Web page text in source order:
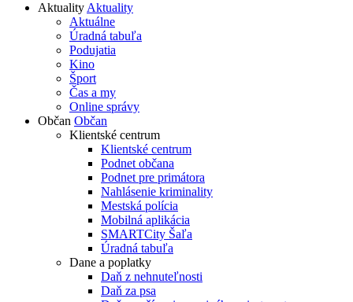
AktualityAktuality
Aktuálne
Úradná tabuľa
Podujatia
Kino
Šport
Čas a my
Online správy
Občan Občan
Klientské centrum
Klientské centrum
Podnet občana
Podnet pre primátora
Nahlásenie kriminality
Mestská polícia
Mobilná aplikácia
SMARTCity Šaľa
Úradná tabuľa
Dane a poplatky
Daň z nehnuteľnosti
Daň za psa